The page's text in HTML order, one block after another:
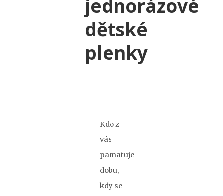
jednorázové
dětské
plenky
Kdo z
vás
pamatuje
dobu,
kdy se